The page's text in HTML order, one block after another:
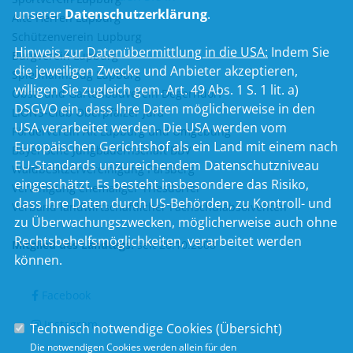
Alte Herren Lupburg
Schützenverein Lupburg
Burgverein Lupburg
Spielmannszug Lupburg
Obst- und Gartenbauverein Degerndorf
LIONS-Club Oberpfälzer Jura
Förderverein Alt Lupburg und Umgebung
Bayerische Jungbauernschaft BBV
Waldbesitzervereinigung Parsberg
Vereinigung ehemaliger Triesdorfer
Verband landwirtschaftlicher Fachschulabsolventen
Mitglied des Landtags:seit 20.10.2008
Facebook
Instagram
unsererDatenschutzerklärung.
Hinweis zur Datenübermittlung in die USA: Indem Sie
die jeweiligen Zwecke und Anbieter akzeptieren,
willigen Sie zugleich gem. Art. 49 Abs. 1 S. 1 lit. a)
DSGVO ein, dass Ihre Daten möglicherweise in den
USA verarbeitet werden. Die USA werden vom
Europäischen Gerichtshof als ein Land mit einem nach
EU-Standards unzureichendem Datenschutzniveau
eingeschätzt. Es besteht insbesondere das Risiko,
dass Ihre Daten durch US-Behörden, zu Kontroll- und
zu Überwachungszwecken, möglicherweise auch ohne
Rechtsbehelfsmöglichkeiten, verarbeitet werden
können.
Technisch notwendige Cookies (Übersicht)
Die notwendigen Cookies werden allein für den